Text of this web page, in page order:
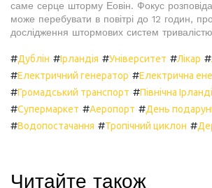
саме серце шторму Еовін. Фокус
може перебувати в повітрі до 12 годин,
дослідження штормових систем
#Дублін #Ірландія #Університет #Лікар #
#Електричний генератор #Електрична
#Громадський транспорт #Північна
#Супермаркет #Аеропорт #День
#Водопостачання #Тропічний циклон #
Читайте також